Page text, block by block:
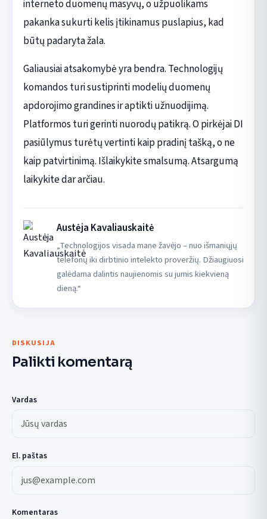
interneto duomenų masyvų, o užpuolikams
pakanka sukurti kelis įtikinamus puslapius, kad
būtų padaryta žala.
Galiausiai atsakomybė yra bendra. Technologijų
komandos turi sustiprinti modelių duomenų
apdorojimo grandines ir aptikti užnuodijimą.
Platformos turi gerinti nuorodų patikrą. O pirkėjai DI
pasiūlymus turėtų vertinti kaip pradinį tašką, o ne
kaip patvirtinimą. Išlaikykite smalsumą. Atsargumą
laikykite dar arčiau.
Austėja Kavaliauskaitė
„Technologijos visada mane žavėjo – nuo išmaniųjų
telefonų iki dirbtinio intelekto proveržių. Džiaugiuosi
galėdama dalintis naujienomis su jumis kiekvieną
dieną.“
DISKUSIJA
Palikti komentarą
Vardas
El. paštas
Komentaras